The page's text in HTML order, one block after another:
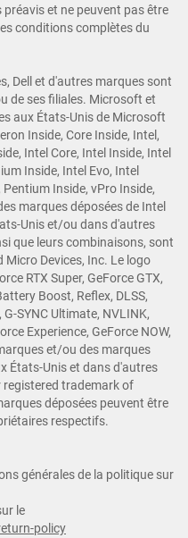
et ne peuvent pas être
conditions complètes du
Dell et d'autres marques sont
de ses filiales. Microsoft et
aux États-Unis de Microsoft
Inside, Core Inside, Intel,
Intel Core, Intel Inside, Intel
Inside, Intel Evo, Intel
Inside, vPro Inside,
marques déposées de Intel
Unis et/ou dans d'autres
que leurs combinaisons, sont
Micro Devices, Inc. Le logo
RTX Super, GeForce GTX,
Boost, Reflex, DLSS,
G-SYNC Ultimate, NVLINK,
Experience, GeForce NOW,
et/ou des marques
États-Unis et dans d'autres
trademark of
déposées peuvent être
respectifs.
générales de la politique sur
le
policy